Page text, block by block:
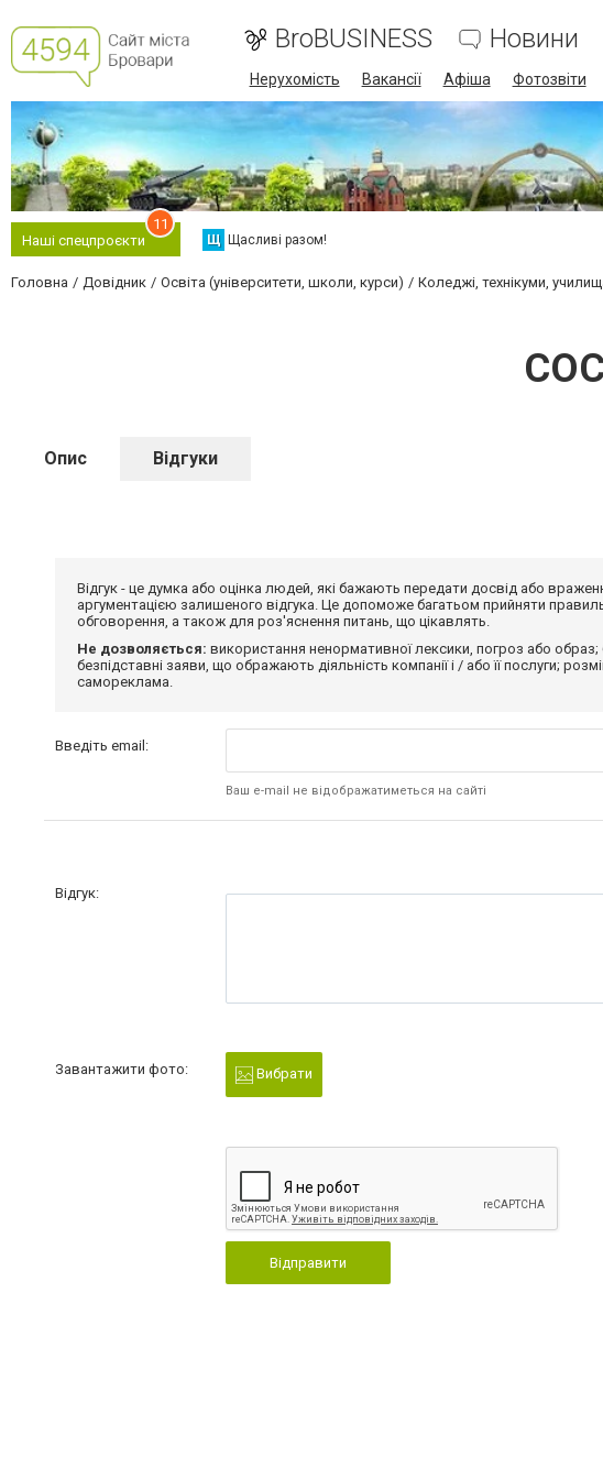
BroBUSINESS Новини
Нерухомість Вакансії Афіша Фотозвіти
Наші спецпроєкти
11
Щ Щасливі разом!
Головна Довідник Освіта (університети, школи, курси) Коледжі, технікуми,
Опис Відгуки
Відгук - це думка або оцінка людей, які бажають передати досвід або
аргументацією залишеного відгука. Це допоможе багатьом прийняти
обговорення, а також для роз'яснення питань, що цікавлять.
Не дозволяється: використання ненормативної лексики, погроз або
безпідставні заяви, що ображають діяльність компанії і / або її послуги;
самореклама.
Введіть email:
Ваш e-mail не відображатиметься на сайті
Відгук:
Завантажити фото: Вибрати
Відправити